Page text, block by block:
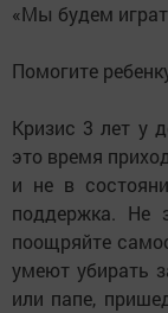
«Мы будем
Помогите
Кризис 3 лет у
это время
и не в
поддержка. Не
поощряйте
умеют убирать
или папе,